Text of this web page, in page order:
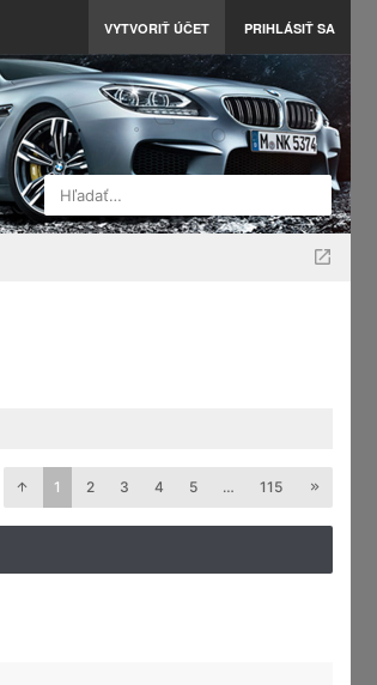
VYTVORIŤ ÚČET PRIHLÁSIŤ SA
Hľadať…
1 2 3 4 5 … 115